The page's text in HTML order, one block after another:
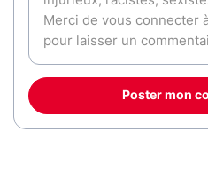
Poster mon